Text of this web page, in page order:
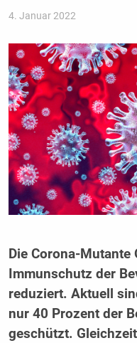
4. Januar 2022
Die Corona-Mutante
Immunschutz der
reduziert. Aktuell
nur 40 Prozent der
geschützt.